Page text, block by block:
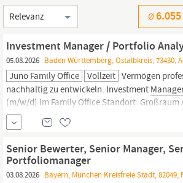
Sortierung
Ø6.055
Investment Manager / Portfolio
05.08.2026 Baden Württemberg, Ostalbkreis, 73430,
Juno Family Office Vollzeit Vermögen
nachhaltig zu entwickeln. Investment
(m/w/d) im Family Office Standort: Großraum
Württemberg Anstellung: Vollzeit Aufgaben Sie
verschiedene Anlagemöglichkeiten, z.B.
Senior Bewerter, Senior Manager,
Portfoliomanager
03.08.2026 Bayern, München Kreisfreie Stadt,